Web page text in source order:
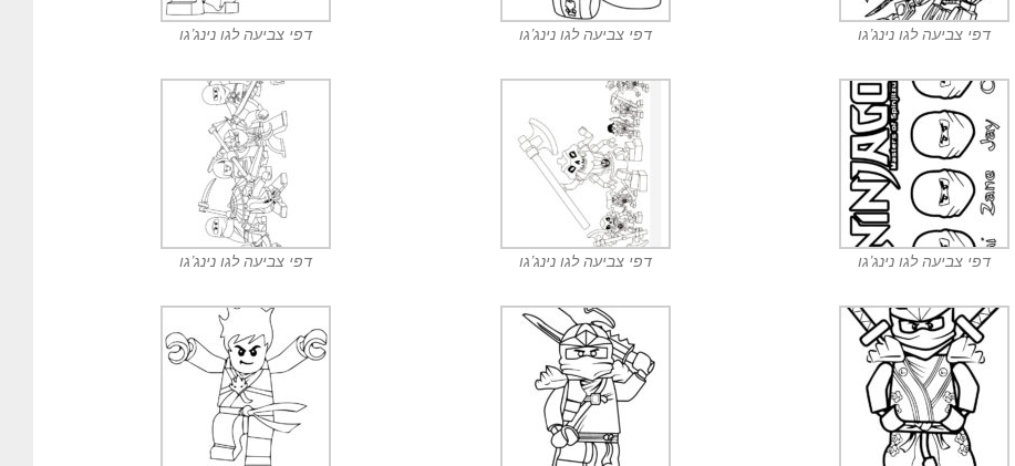
דפי צביעה לגו נינג’גו דפי צביעה לגו נינג’גו דפי צביעה לגו נינג’גו
דפי צביעה לגו נינג’גו דפי צביעה לגו נינג’גו דפי צביעה לגו נינג’גו